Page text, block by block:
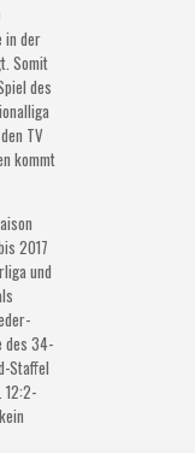
in der
Somit
des
TV
kommt
2017
und
des 34-
Staffel
12:2-